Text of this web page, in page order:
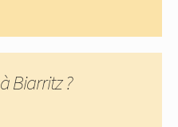
à Biarritz ?